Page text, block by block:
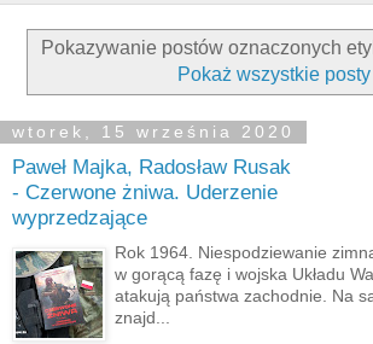
Pokazywanie postów oznaczonych
Pokaż wszystkie posty
wtorek, 15 września 2020
Paweł Majka, Radosław Rusak
- Czerwone żniwa. Uderzenie
wyprzedzające
Rok 1964. Niespodziewanie
w gorącą fazę i wojska Układu
atakują państwa zachodnie. Na
znajd...